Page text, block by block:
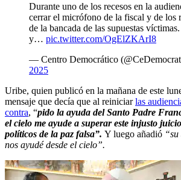
Durante uno de los recesos en la
cerrar el micrófono de la fiscal y de los
de la bancada de las supuestas
y… pic.twitter.com/OgElZKArI8
— Centro Democrático
2025
Uribe, quien publicó en la mañana de este
mensaje que decía que al reiniciarlas
contra, “pido la ayuda del Santo Padre
el cielo me ayude a superar este injusto
políticos de la paz falsa”. Y luego añadió
nos ayudé desde el cielo”.